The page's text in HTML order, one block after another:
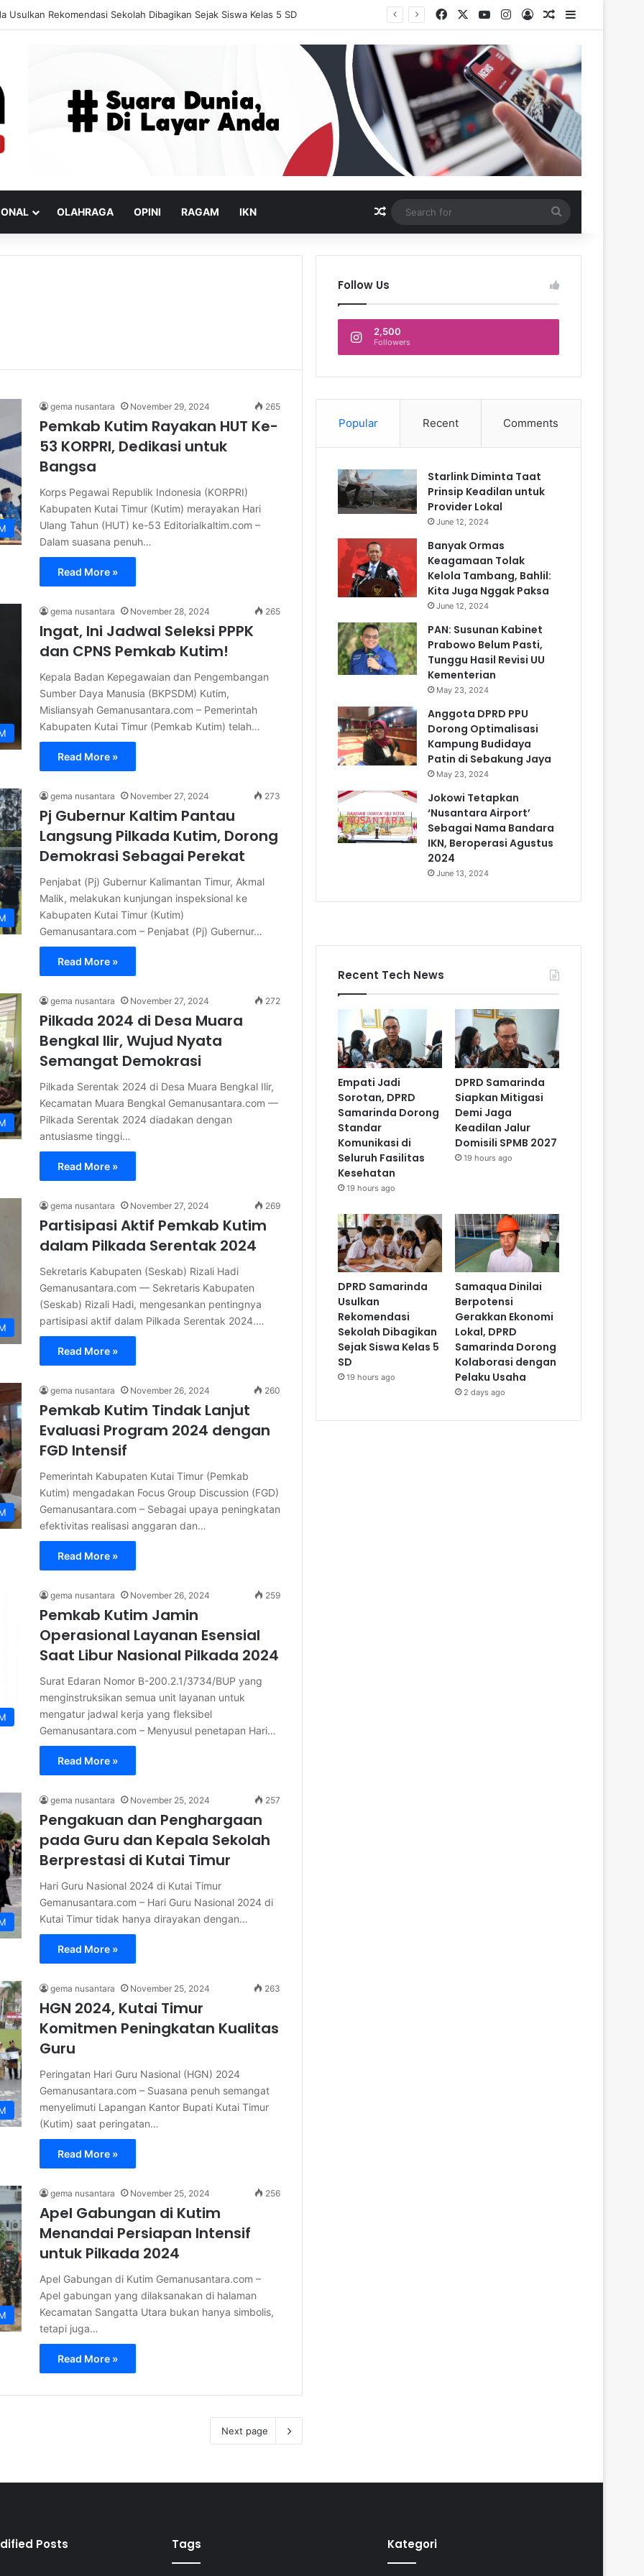
Usulkan Rekomendasi Sekolah Dibagikan Sejak Siswa Kelas 5 SD Facebook YouTubeInstagram
Log InRandom Article
OLAHRAGA OPINI RAGAM IKN Random Article
for
gema nusantara November 29, 2024 265
Pemkab Kutim Rayakan HUT Ke-
53 KORPRI, Dedikasi untuk
Bangsa
Korps Pegawai Republik Indonesia (KORPRI)
Kabupaten Kutai Timur (Kutim) merayakan Hari
Ulang Tahun (HUT) ke-53 Editorialkaltim.com –
Dalam suasana penuh…
Read More »
gema nusantara November 28, 2024 265
Ingat, Ini Jadwal Seleksi PPPK
dan CPNS Pemkab Kutim!
Kepala Badan Kepegawaian dan Pengembangan
Sumber Daya Manusia (BKPSDM) Kutim,
Misliansyah Gemanusantara.com – Pemerintah
Kabupaten Kutai Timur (Pemkab Kutim) telah…
Read More »
gema nusantara November 27, 2024 273
Pj Gubernur Kaltim Pantau
Langsung Pilkada Kutim, Dorong
Demokrasi Sebagai Perekat
Penjabat (Pj) Gubernur Kalimantan Timur, Akmal
Malik, melakukan kunjungan inspeksional ke
Kabupaten Kutai Timur (Kutim)
Gemanusantara.com – Penjabat (Pj) Gubernur…
Read More »
gema nusantara November 27, 2024 272
Pilkada 2024 di Desa Muara
Bengkal Ilir, Wujud Nyata
Semangat Demokrasi
Pilkada Serentak 2024 di Desa Muara Bengkal Ilir,
Kecamatan Muara Bengkal Gemanusantara.com —
Pilkada Serentak 2024 diadakan dengan
antusiasme tinggi…
Read More »
gema nusantara November 27, 2024 269
Partisipasi Aktif Pemkab Kutim
dalam Pilkada Serentak 2024
Sekretaris Kabupaten (Seskab) Rizali Hadi
Gemanusantara.com — Sekretaris Kabupaten
(Seskab) Rizali Hadi, mengesankan pentingnya
partisipasi aktif dalam Pilkada Serentak 2024.…
Read More »
gema nusantara November 26, 2024 260
Pemkab Kutim Tindak Lanjut
Evaluasi Program 2024 dengan
FGD Intensif
Pemerintah Kabupaten Kutai Timur (Pemkab
Kutim) mengadakan Focus Group Discussion (FGD)
Gemanusantara.com – Sebagai upaya peningkatan
efektivitas realisasi anggaran dan…
Read More »
gema nusantara November 26, 2024 259
Pemkab Kutim Jamin
Operasional Layanan Esensial
Saat Libur Nasional Pilkada 2024
Surat Edaran Nomor B-200.2.1/3734/BUP yang
menginstruksikan semua unit layanan untuk
mengatur jadwal kerja yang fleksibel
Gemanusantara.com – Menyusul penetapan Hari…
Read More »
gema nusantara November 25, 2024 257
Pengakuan dan Penghargaan
pada Guru dan Kepala Sekolah
Berprestasi di Kutai Timur
Hari Guru Nasional 2024 di Kutai Timur
Gemanusantara.com – Hari Guru Nasional 2024 di
Kutai Timur tidak hanya dirayakan dengan…
Read More »
gema nusantara November 25, 2024 263
HGN 2024, Kutai Timur
Komitmen Peningkatan Kualitas
Guru
Peringatan Hari Guru Nasional (HGN) 2024
Gemanusantara.com – Suasana penuh semangat
menyelimuti Lapangan Kantor Bupati Kutai Timur
(Kutim) saat peringatan…
Read More »
gema nusantara November 25, 2024 256
Apel Gabungan di Kutim
Menandai Persiapan Intensif
untuk Pilkada 2024
Apel Gabungan di Kutim Gemanusantara.com –
Apel gabungan yang dilaksanakan di halaman
Kecamatan Sangatta Utara bukan hanya simbolis,
tetapi juga…
Read More »
Next page
Follow Us
2,500
Followers
Popular Recent Comments
Starlink Diminta Taat
Prinsip Keadilan untuk
Provider Lokal
June 12, 2024
Banyak Ormas
Keagamaan Tolak
Kelola Tambang, Bahlil:
Kita Juga Nggak Paksa
June 12, 2024
PAN: Susunan Kabinet
Prabowo Belum Pasti,
Tunggu Hasil Revisi UU
Kementerian
May 23, 2024
Anggota DPRD PPU
Dorong Optimalisasi
Kampung Budidaya
Patin di Sebakung Jaya
May 23, 2024
Jokowi Tetapkan
‘Nusantara Airport’
Sebagai Nama Bandara
IKN, Beroperasi Agustus
2024
June 13, 2024
Recent Tech News
Empati Jadi
Sorotan, DPRD
Samarinda Dorong
Standar
Komunikasi di
Seluruh Fasilitas
Kesehatan
19 hours ago
DPRD Samarinda
Siapkan Mitigasi
Demi Jaga
Keadilan Jalur
Domisili SPMB 2027
19 hours ago
DPRD Samarinda
Usulkan
Rekomendasi
Sekolah Dibagikan
Sejak Siswa Kelas 5
SD
19 hours ago
Samaqua Dinilai
Berpotensi
Gerakkan Ekonomi
Lokal, DPRD
Samarinda Dorong
Kolaborasi dengan
Pelaku Usaha
2 days ago
Posts Tags Kategori